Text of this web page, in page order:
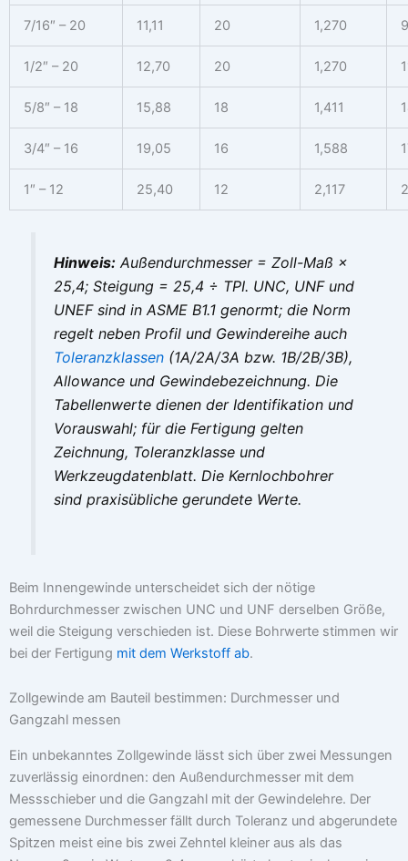
7/16″ – 20 11,11 20 1,270
1/2″ – 20 12,70 20 1,270
5/8″ – 18 15,88 18 1,411
3/4″ – 16 19,05 16 1,588
1″ – 12 25,40 12 2,117
Hinweis: Außendurchmesser = Zoll-Maß ×
25,4; Steigung = 25,4 ÷ TPI. UNC, UNF und
UNEF sind in ASME B1.1 genormt; die Norm
regelt neben Profil und Gewindereihe auch
Toleranzklassen (1A/2A/3A bzw. 1B/2B/3B),
Allowance und Gewindebezeichnung. Die
Tabellenwerte dienen der Identifikation und
Vorauswahl; für die Fertigung gelten
Zeichnung, Toleranzklasse und
Werkzeugdatenblatt. Die Kernlochbohrer
sind praxisübliche gerundete Werte.
Beim Innengewinde unterscheidet sich der nötige
Bohrdurchmesser zwischen UNC und UNF derselben Größe,
weil die Steigung verschieden ist. Diese Bohrwerte stimmen wir
bei der Fertigung mit dem Werkstoff ab.
Zollgewinde am Bauteil bestimmen: Durchmesser und
Gangzahl messen
Ein unbekanntes Zollgewinde lässt sich über zwei Messungen
zuverlässig einordnen: den Außendurchmesser mit dem
Messschieber und die Gangzahl mit der Gewindelehre. Der
gemessene Durchmesser fällt durch Toleranz und abgerundete
Spitzen meist eine bis zwei Zehntel kleiner aus als das